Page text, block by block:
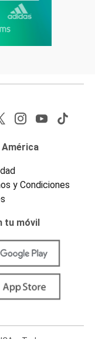
América
y Condiciones
tu móvil